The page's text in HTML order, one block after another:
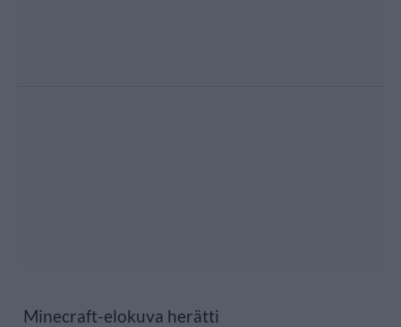
Minecraft-elokuva herätti